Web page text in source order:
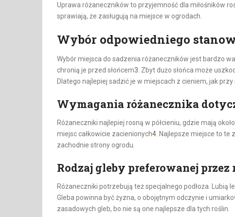
Uprawa różaneczników to przyjemność dla miłośników
sprawiają, że zasługują na miejsce w ogrodach.
Wybór odpowiedniego
Wybór miejsca do sadzenia różaneczników jest bardzo
chronią je przed słońcem3 . Zbyt dużo słońca może
Dlatego najlepiej sadzić je w miejscach z cieniem, jak
Wymagania różanecznika
Różaneczniki najlepiej rosną w półcieniu, gdzie mają
miejsc całkowicie zacienionych4 . Najlepsze miejsce to
zachodnie strony ogrodu.
Rodzaj gleby preferowanej przez
Różaneczniki potrzebują też specjalnego podłoża.
Gleba powinna być żyzna, o obojętnym odczynie i
zasadowych gleb, bo nie są one najlepsze dla tych roślin.